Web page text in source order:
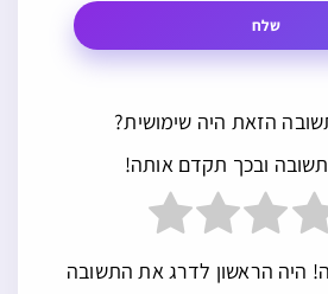
שלח
הזאת היה שימושית?
ובכך תקדם אותה!
היה הראשון לדרג את התשובה